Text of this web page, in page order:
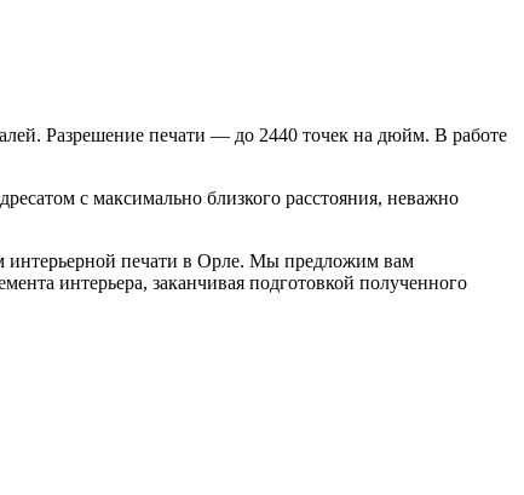
Разрешение печати — до 2440 точек на дюйм. В работе
с максимально близкого расстояния, неважно
интерьерной печати в Орле. Мы предложим вам
интерьера, заканчивая подготовкой полученного